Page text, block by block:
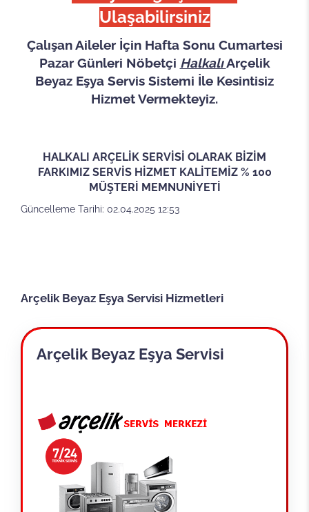
Ulaşabilirsiniz
Çalışan Aileler İçin Hafta Sonu Cumartesi
Pazar Günleri Nöbetçi HalkalıArçelik
Beyaz Eşya Servis Sistemi İle Kesintisiz
Hizmet Vermekteyiz.
HALKALI ARÇELİK SERVİSİ OLARAK BİZİM
FARKIMIZ SERVİS HİZMET KALİTEMİZ % 100
MÜŞTERİ MEMNUNİYETİ
Güncelleme Tarihi: 02.04.2025 12:53
Arçelik Beyaz Eşya Servisi Hizmetleri
Arçelik Beyaz Eşya Servisi